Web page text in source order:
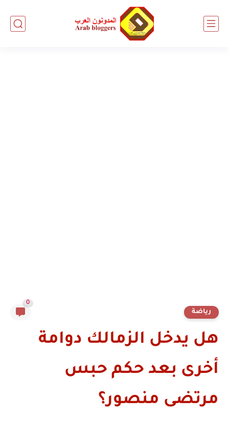
رياضة
0
هل يدخل الزمالك دوامة
أخرى بعد حكم حبس
مرتضى منصور؟